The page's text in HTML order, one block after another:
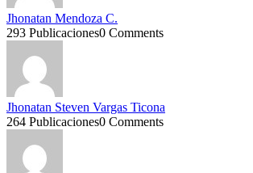
Jhonatan Mendoza C.
293 Publicaciones0 Comments
Jhonatan Steven Vargas Ticona
264 Publicaciones0 Comments